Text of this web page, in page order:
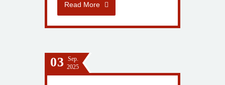
Read More
03
Sep.
2025